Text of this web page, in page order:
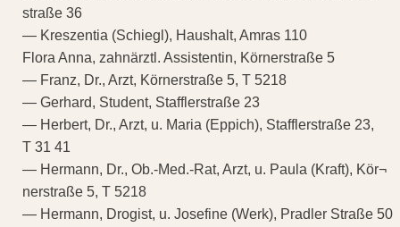
straße 36
— Kreszentia (Schiegl), Haushalt, Amras 110
Flora Anna, zahnärztl. Assistentin, Körnerstraße 5
— Franz, Dr., Arzt, Körnerstraße 5, T 5218
— Gerhard, Student, Stafflerstraße 23
— Herbert, Dr., Arzt, u. Maria (Eppich), Stafflerstraße 23,
T 31 41
— Hermann, Dr., Ob.-Med.-Rat, Arzt, u. Paula (Kraft), Kör¬
nerstraße 5, T 5218
— Hermann, Drogist, u. Josefine (Werk), Pradler Straße 50